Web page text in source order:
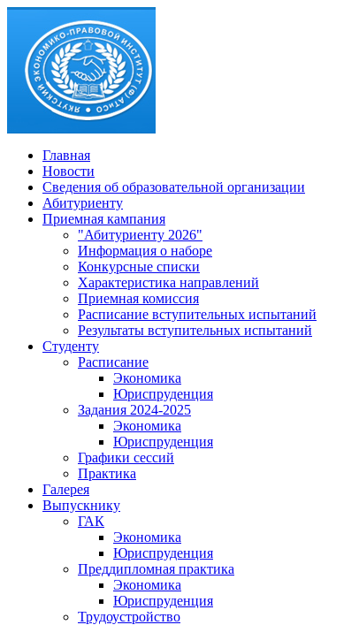
Главная
Новости
Сведения об образовательной организации
Абитуриенту
Приемная кампания
"Абитуриенту 2026"
Информация о наборе
Конкурсные списки
Характеристика направлений
Приемная комиссия
Расписание вступительных испытаний
Результаты вступительных испытаний
Студенту
Расписание
Экономика
Юриспруденция
Задания 2024-2025
Экономика
Юриспруденция
Графики сессий
Практика
Галерея
Выпускнику
ГАК
Экономика
Юриспруденция
Преддипломная практика
Экономика
Юриспруденция
Трудоустройство